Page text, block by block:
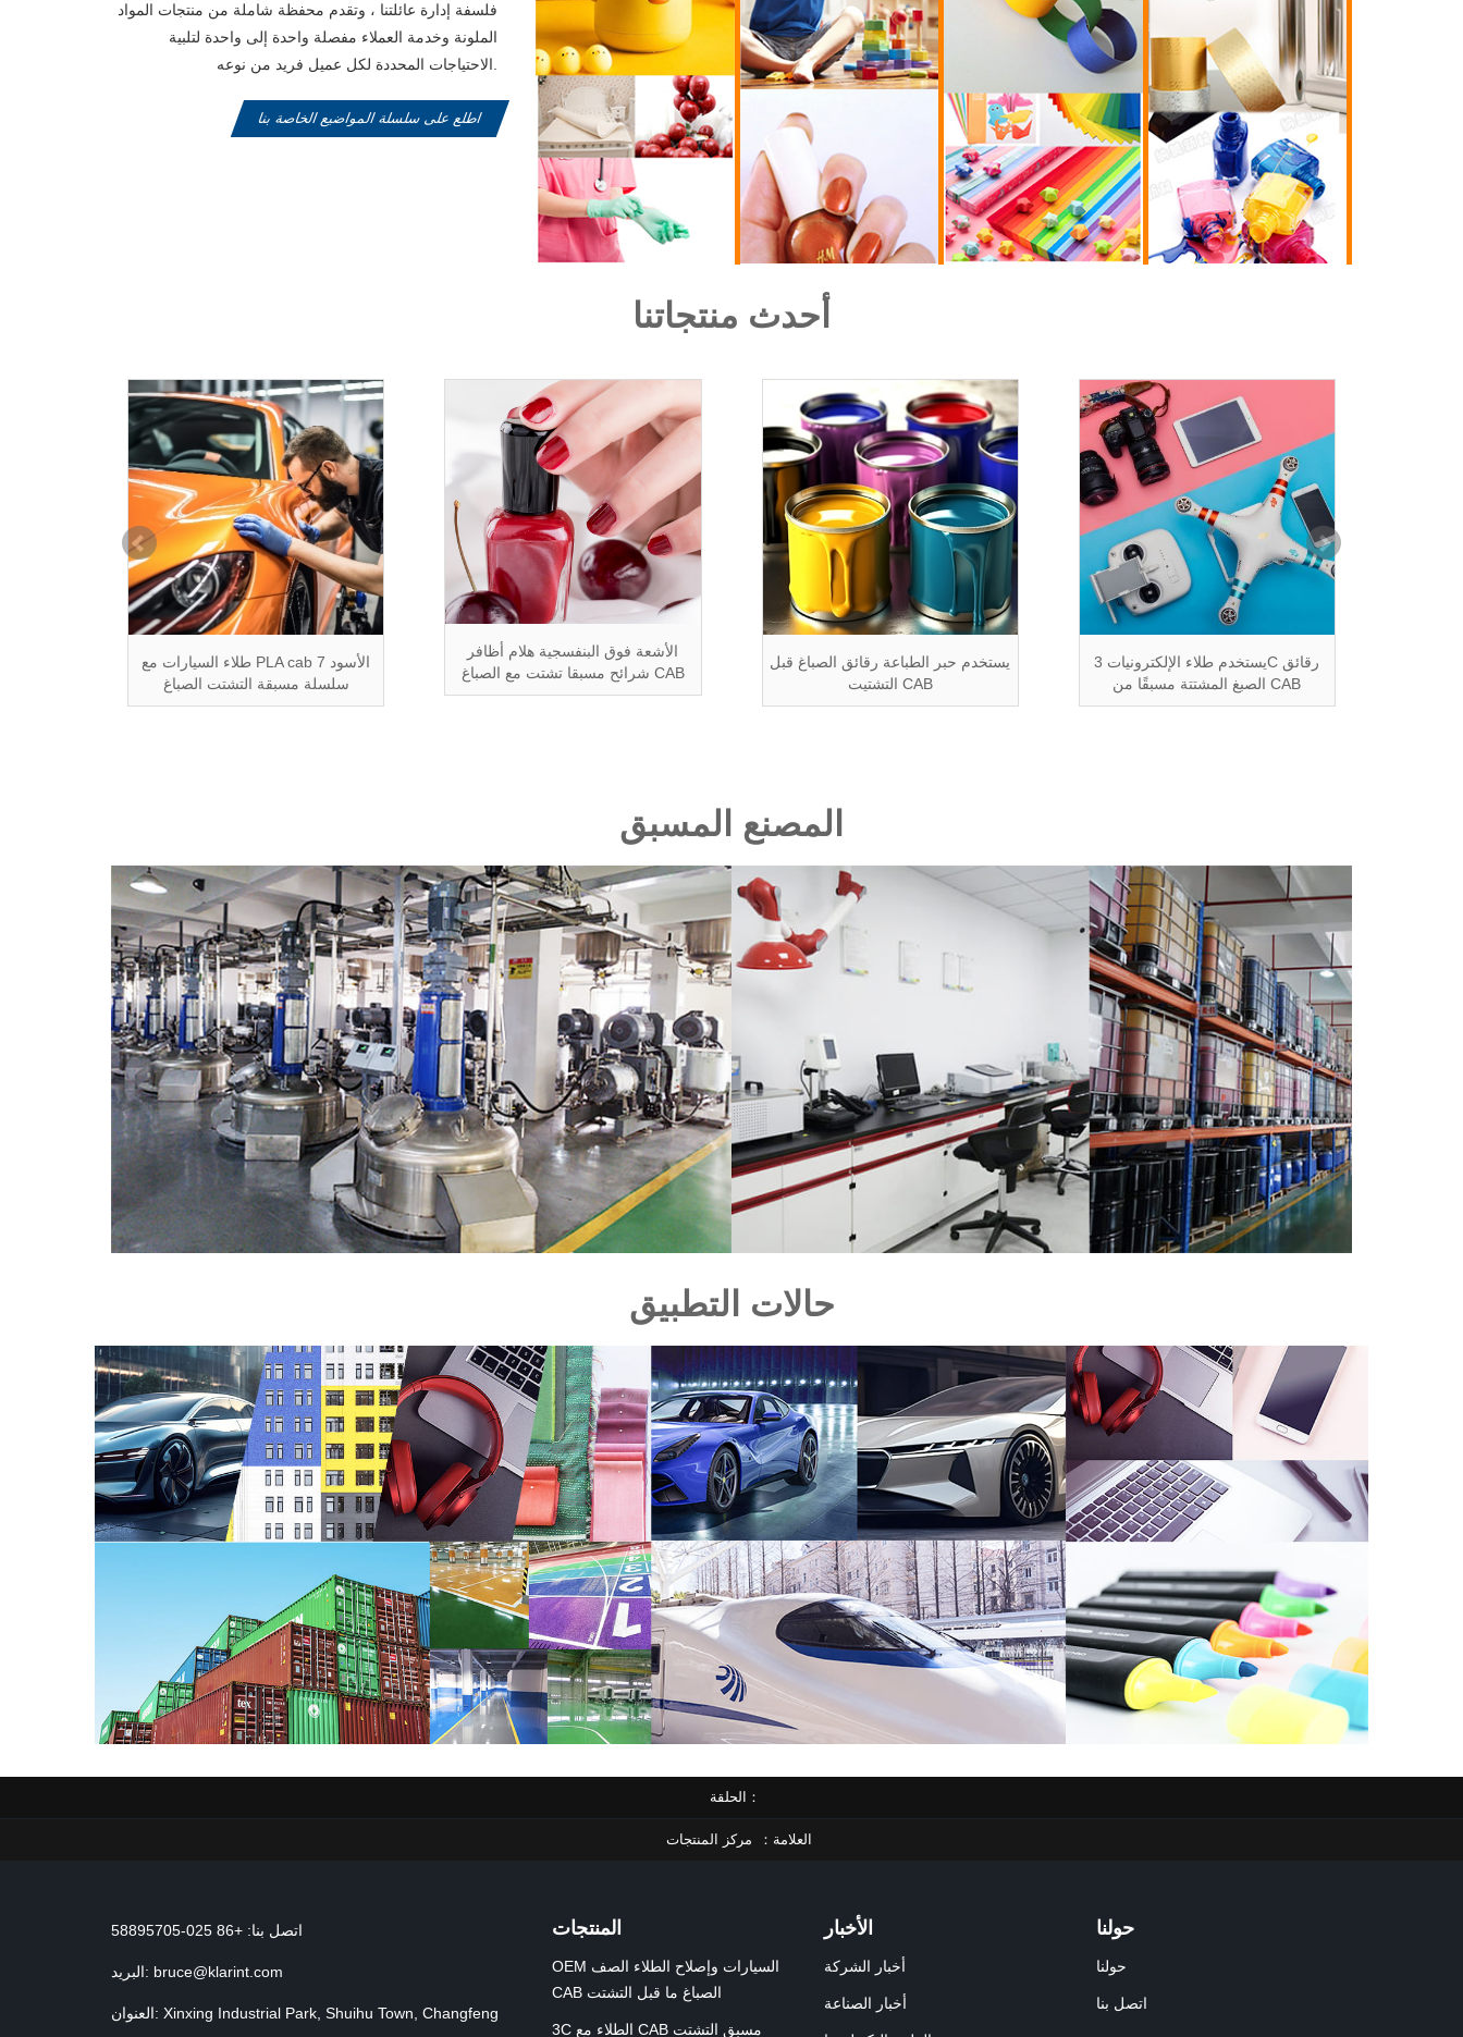
فلسفة إدارة عائلتنا ، وتقدم محفظة شاملة من منتجات المواد
الملونة وخدمة العملاء مفصلة واحدة إلى واحدة لتلبية
اطلع على سلسلة المواضيع الخاصة بنا
أحدث منتجاتنا
طلاء السيارات مع PLA cab الأسود 7
سلسلة مسبقة التشتت الصباغ
الأشعة فوق البنفسجية هلام أظافر
شرائح مسبقا تشتت مع الصباغ CAB
يستخدم حبر الطباعة رقائق الصباغ قبل
التشتيت CAB
يستخدم طلاء الإلكترونيات 3C رقائق
الصبغ المشتتة مسبقًا من CAB
المصنع المسبق
حالات التطبيق
الحلقة
العلامة مركز المنتجات
اتصل بنا: +86 025-58895705
البريد: bruce@klarint.com
العنوان: Xinxing Industrial Park, Shuihu Town, Changfeng
المنتجات
OEM السيارات وإصلاح الطلاء الصف
CAB الصباغ ما قبل التشتت
3C الطلاء مع CAB مسبق التشتت
الأخبار
أخبار الشركة
أخبار الصناعة
حولنا
حولنا
اتصل بنا